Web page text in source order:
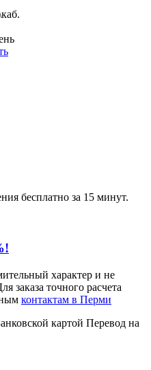
бесплатно за 15 минут.
характер и не
заказа точного расчета
контактам в Перми
картой Перевод на